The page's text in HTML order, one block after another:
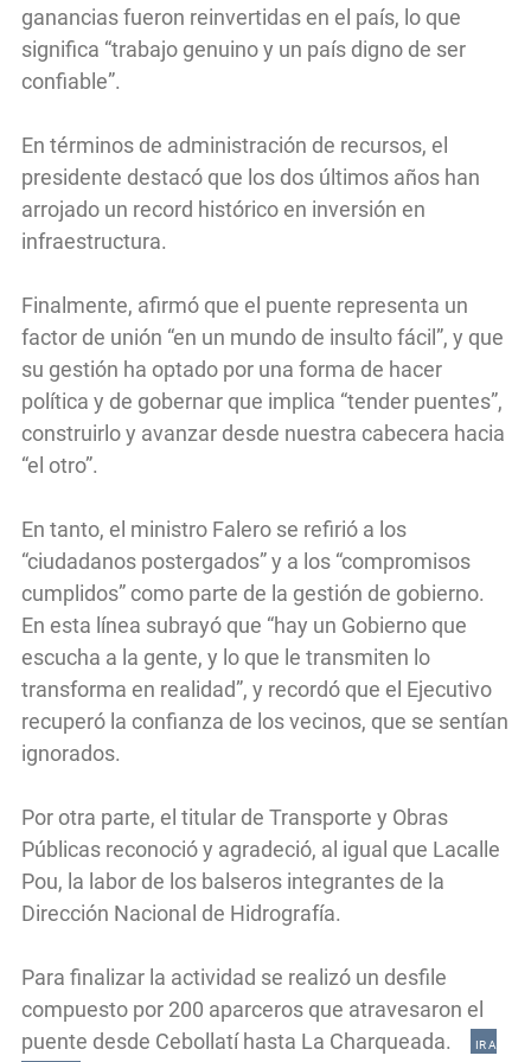
ganancias fueron reinvertidas en el país, lo que
significa “trabajo genuino y un país digno de ser
confiable”.
En términos de administración de recursos, el
presidente destacó que los dos últimos años han
arrojado un record histórico en inversión en
infraestructura.
Finalmente, afirmó que el puente representa un
factor de unión “en un mundo de insulto fácil”, y que
su gestión ha optado por una forma de hacer
política y de gobernar que implica “tender puentes”,
construirlo y avanzar desde nuestra cabecera hacia
“el otro”.
En tanto, el ministro Falero se refirió a los
“ciudadanos postergados” y a los “compromisos
cumplidos” como parte de la gestión de gobierno.
En esta línea subrayó que “hay un Gobierno que
escucha a la gente, y lo que le transmiten lo
transforma en realidad”, y recordó que el Ejecutivo
recuperó la confianza de los vecinos, que se sentían
ignorados.
Por otra parte, el titular de Transporte y Obras
Públicas reconoció y agradeció, al igual que Lacalle
Pou, la labor de los balseros integrantes de la
Dirección Nacional de Hidrografía.
Para finalizar la actividad se realizó un desfile
compuesto por 200 aparceros que atravesaron el
puente desde Cebollatí hasta La Charqueada.
IR A